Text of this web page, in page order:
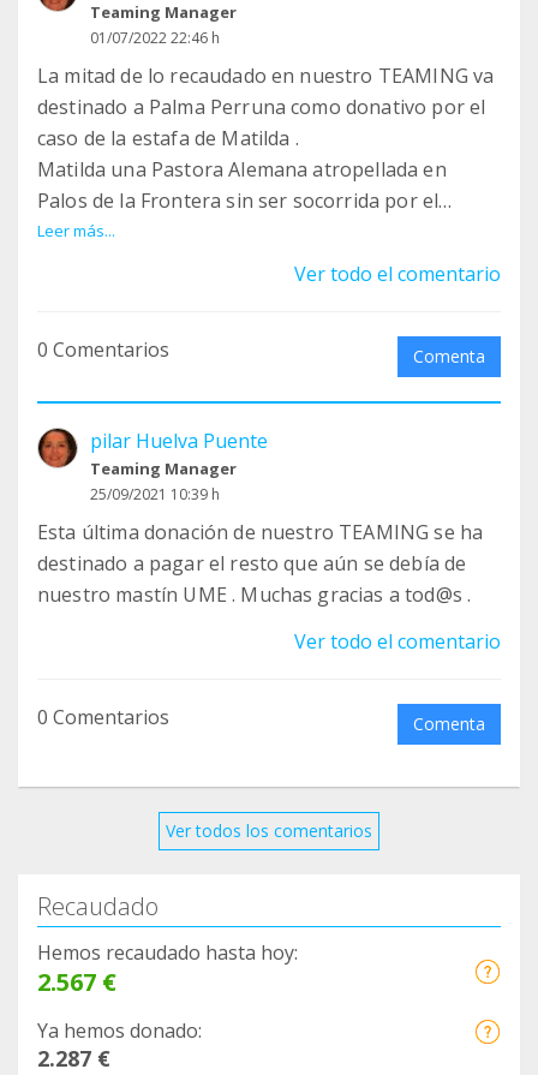
Teaming Manager
01/07/2022 22:46 h
La mitad de lo recaudado en nuestro TEAMING va
destinado a Palma Perruna como donativo por el
caso de la estafa de Matilda .
Matilda una Pastora Alemana atropellada en
Palos de la Frontera sin ser socorrida por el
causante . Al final Matilda a sido eutanasiada
debido a que tenía partida la cadera ,el fémur por
equipo médico del hospital en Valencia ha decidido
Madrina a correr con todos sus gastos ,siendo
todo mentira y resultando ser una estafadora .
Leer más...
Ver todo el comentario
0 Comentarios Comenta
pilar Huelva Puente
Teaming Manager
25/09/2021 10:39 h
Esta última donación de nuestro TEAMING se ha
destinado a pagar el resto que aún se debía de
nuestro mastín UME . Muchas gracias a tod@s .
Ver todo el comentario
0 Comentarios Comenta
Ver todos los comentarios
Recaudado
Hemos recaudado hasta hoy:
2.567 €
Ya hemos donado:
2.287 €